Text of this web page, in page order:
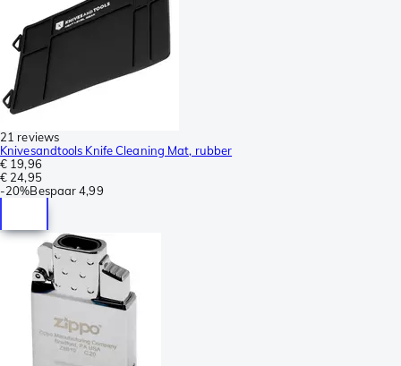
21 reviews
Knivesandtools Knife Cleaning Mat, rubber
€ 19,96
€ 24,95
-20%Bespaar 4,99